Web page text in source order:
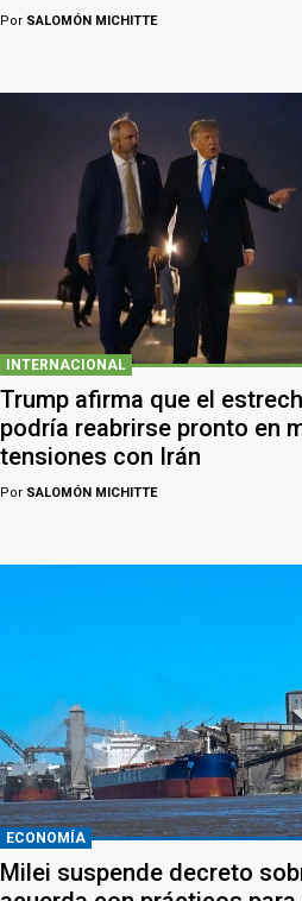
Por SALOMÓN MICHITTE
INTERNACIONAL
Trump afirma que el
podría reabrirse pronto en
tensiones con Irán
Por SALOMÓN MICHITTE
ECONOMÍA
Milei suspende decreto